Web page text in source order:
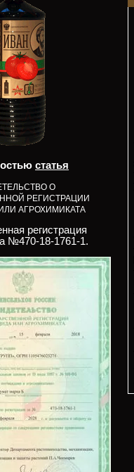
статья
О
РЕГИСТРАЦИИ
АГРОХИМИКАТА
регистрация
№470-18-1761-1.